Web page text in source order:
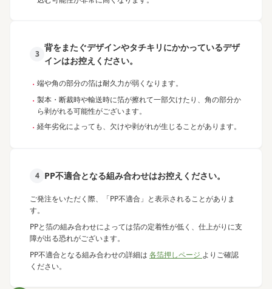
3
背をまたぐデザインやタチキリにかかっているデザ
インはお控えください。
・ 端や角の部分の箔は耐久力が弱くなります。
・ 製本・断裁時や輸送時に箔が擦れて一部欠けたり、角の部分か
ら剥がれる可能性がございます。
・ 経年劣化によっても、欠けや剥がれが生じることがあります。
4 PP不適合となる組み合わせはお控えください。
ご発注をいただく際、「PP不適合」と表示されることがありま
す。
PPと箔の組み合わせによっては箔の定着性が低く、仕上がりに支
障が出る恐れがございます。
PP不適合となる組み合わせの詳細は 各箔押しページ よりご確認
ください。